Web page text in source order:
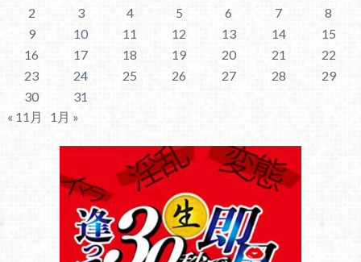
2
3 4 5 6 7
8
9
10 11 12 13 14
15
16
17 18 19 20 21
22
23
24 25 26 27 28
29
30
31
« 11月
1月 »